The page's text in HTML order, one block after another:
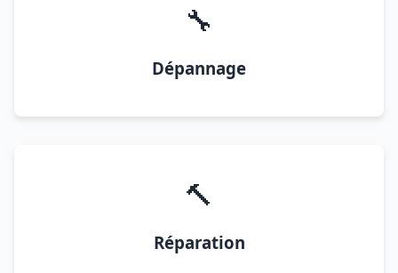
🔧
Dépannage
🔨
Réparation